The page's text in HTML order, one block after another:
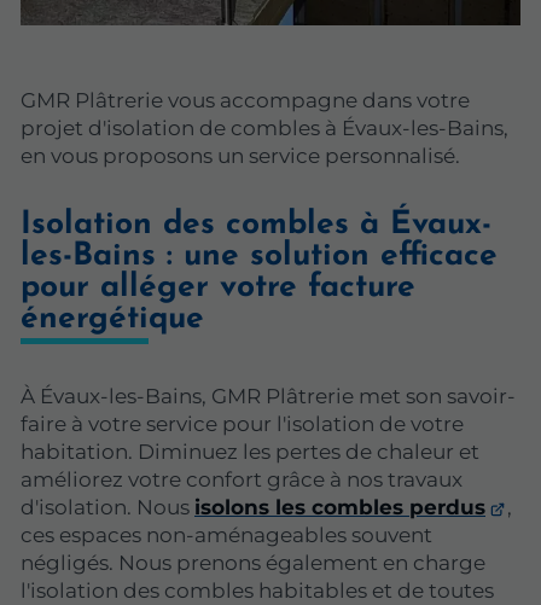
GMR Plâtrerie vous accompagne dans votre
projet d'isolation de combles à Évaux-les-Bains,
en vous proposons un service personnalisé.
Isolation des combles à Évaux-
les-Bains : une solution efficace
pour alléger votre facture
énergétique
À Évaux-les-Bains, GMR Plâtrerie met son savoir-
faire à votre service pour l'isolation de votre
habitation. Diminuez les pertes de chaleur et
améliorez votre confort grâce à nos travaux
d'isolation. Nous isolons les combles perdus
,
ces espaces non-aménageables souvent
négligés. Nous prenons également en charge
l'isolation des combles habitables et de toutes